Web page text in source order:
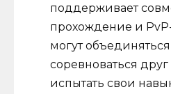
поддерживает
прохождение и
могут
соревноваться
испытать свои